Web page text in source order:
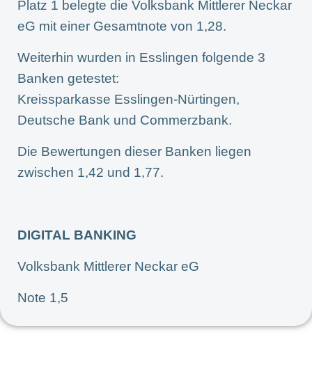
Platz 1 belegte die Volksbank Mittlerer Neckar
eG mit einer Gesamtnote von 1,28.
Weiterhin wurden in Esslingen folgende 3
Banken getestet:
Kreissparkasse Esslingen-Nürtingen,
Deutsche Bank und Commerzbank.
Die Bewertungen dieser Banken liegen
zwischen 1,42 und 1,77.
DIGITAL BANKING
Volksbank Mittlerer Neckar eG
Note 1,5